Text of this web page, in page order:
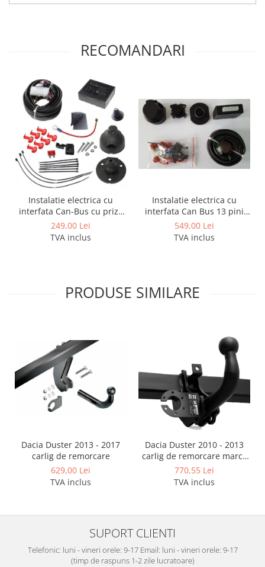
Covorase auto Audi
Covorase auto Bmw
Covorase auto Chevrolet
Covorase auto Citroen
Covorase auto Dacia
Covorase auto Fiat
Covorase auto Ford
Covorase auto Honda
Covorase auto Hyundai
Covorase auto Isuzu
Covorase auto Iveco
Covorase auto Land Rover
Covorase auto Mini
Covorase auto Mitsubishi
Covorase auto Nissan
Covorase auto Opel
Covorase auto Peugeot
Covorase auto Renault
Covorase auto Saab
Covorase auto Seat
Covorase auto Toyota
Covorase auto Volvo
RECOMANDARI
Instalatie electrica cu
interfata Can-Bus cu priza
de 7 pini
249,00 Lei
TVA inclus
Instalatie electrica cu
interfata Can Bus 13 pini
activi
549,00 Lei
TVA inclus
PRODUSE SIMILARE
Dacia Duster 2013 - 2017
carlig de remorcare
629,00 Lei
TVA inclus
Dacia Duster 2010 - 2013
carlig de remorcare marca
Autohak
770,55 Lei
TVA inclus
SUPORT CLIENTI
Telefonic: luni - vineri orele: 9-17 Email: luni - vineri orele: 9-17
(timp de raspuns 1-2 zile lucratoare)